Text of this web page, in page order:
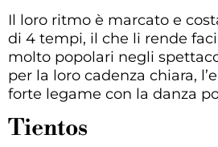
Il loro ritmo è marcato e
di 4 tempi, il che li rende
molto popolari negli
per la loro cadenza chiara,
forte legame con la danza
Tientos